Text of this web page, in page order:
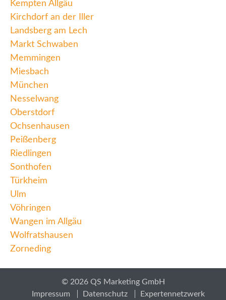
Kempten Allgäu
Kirchdorf an der Iller
Landsberg am Lech
Markt Schwaben
Memmingen
Miesbach
München
Nesselwang
Oberstdorf
Ochsenhausen
Peißenberg
Riedlingen
Sonthofen
Türkheim
Ulm
Vöhringen
Wangen im Allgäu
Wolfratshausen
Zorneding
© 2026 QS Marketing GmbH
Impressum
Datenschutz Expertennetzwerk